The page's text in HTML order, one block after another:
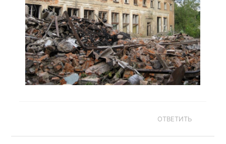
ОТВЕТИТЬ